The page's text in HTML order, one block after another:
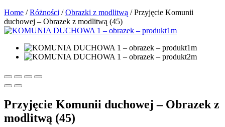
Home /Różności /Obrazki z modlitwą / Przyjęcie Komunii
duchowej – Obrazek z modlitwą (45)
Przyjęcie Komunii duchowej – Obrazek z
modlitwą (45)